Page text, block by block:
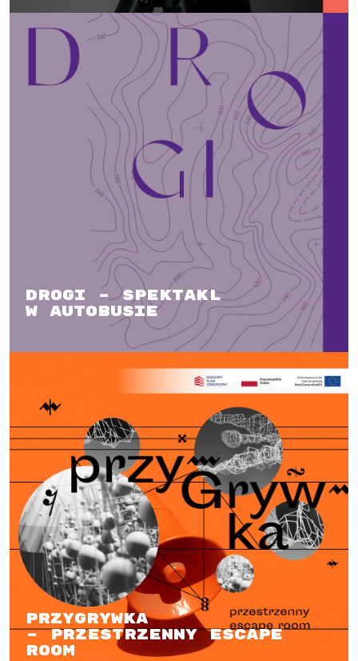
Drogi – spektakl
w autobusie
przyGrywka
– Przestrzenny Escape
Room